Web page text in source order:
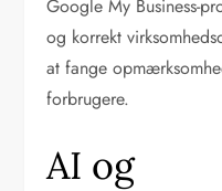
Google My Business-
og korrekt
at fange
forbrugere.
AI og